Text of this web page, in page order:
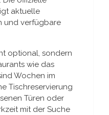
aktuelle
und verfügbare
optional, sondern
wie das
Wochen im
Tischreservierung
Türen oder
mit der Suche